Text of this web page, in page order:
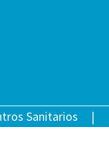
Sanitarios